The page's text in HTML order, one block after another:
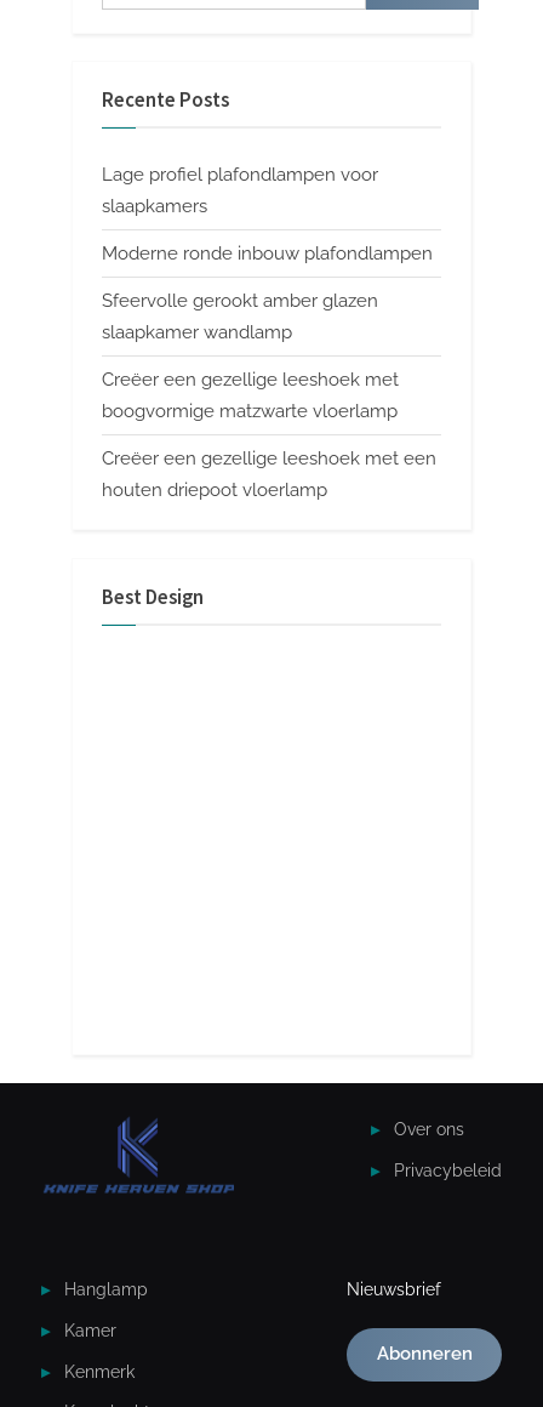
Recente Posts
Lage profiel plafondlampen voor
slaapkamers
Moderne ronde inbouw plafondlampen
Sfeervolle gerookt amber glazen
slaapkamer wandlamp
Creëer een gezellige leeshoek met
boogvormige matzwarte vloerlamp
Creëer een gezellige leeshoek met een
houten driepoot vloerlamp
Best Design
Over ons
Privacybeleid
Hanglamp
Kamer
Kenmerk
Nieuwsbrief
Abonneren